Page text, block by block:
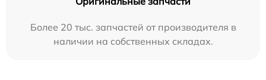
Более 20 тыс. запчастей от производителя в
наличии на собственных складах.